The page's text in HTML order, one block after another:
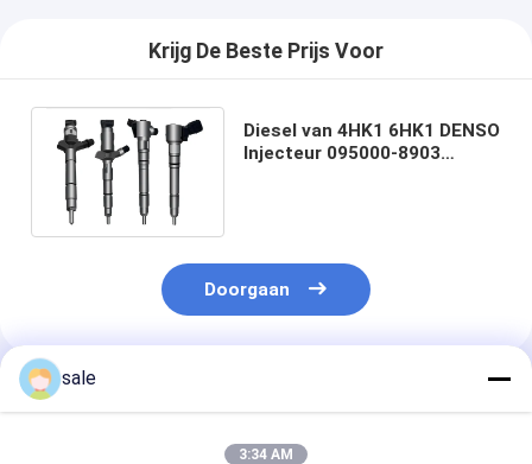
Krijg De Beste Prijs Voor
Diesel van 4HK1 6HK1 DENSO
Injecteur 095000-8903
Doorgaan
Geadviseerde Producten
sale
3:34 AM